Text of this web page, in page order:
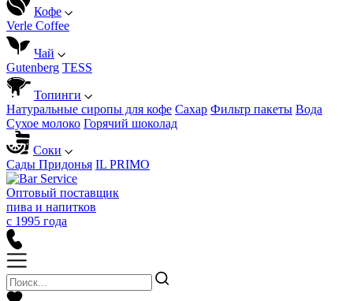
Кофе
Verle Coffee
Чай
Gutenberg TESS
Топинги
Натуральные сиропы для кофе Сахар Фильтр пакеты Вода
Сухое молоко Горячий шоколад
Соки
Сады Придонья IL PRIMO
Оптовый поставщик
пива и напитков
с 1995 года